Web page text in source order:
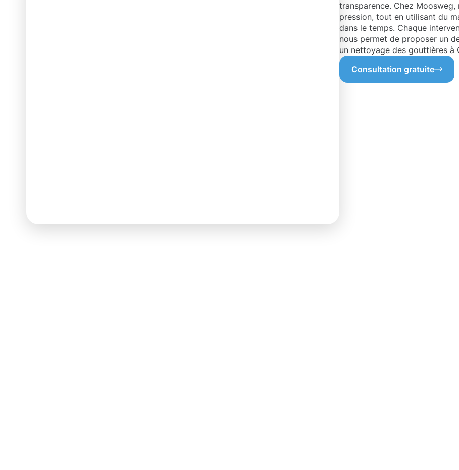
transparence. Chez
pression, tout en utilisant du
dans le temps. Chaque
nous permet de proposer un
un nettoyage des gouttières à
Consultation gratuite